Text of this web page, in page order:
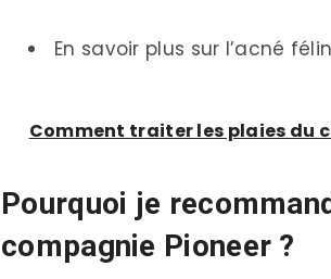
En savoir plus sur l’acné
Comment traiter les plaies du
Pourquoi je
compagnie Pioneer ?